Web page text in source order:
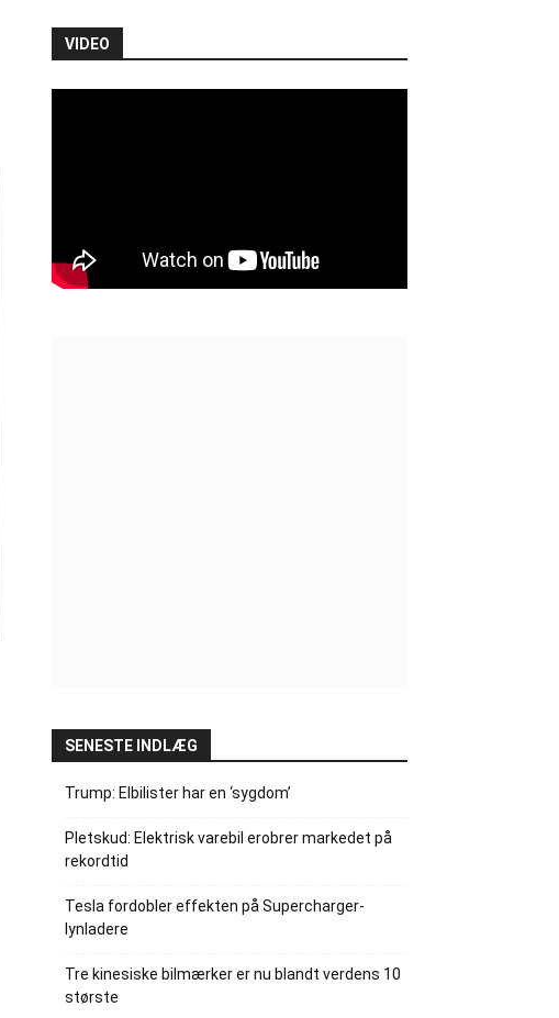
VIDEO
SENESTE INDLÆG
Trump: Elbilister har en ‘sygdom’
Pletskud: Elektrisk varebil erobrer markedet på
rekordtid
Tesla fordobler effekten på Supercharger-
lynladere
Tre kinesiske bilmærker er nu blandt verdens 10
største